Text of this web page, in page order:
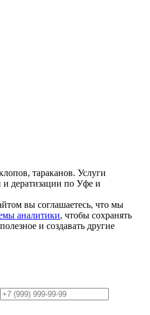
тараканов. Услуги
и дератизации по Уфе и
вы соглашаетесь, что мы
аналитики, чтобы сохранять
и создавать другие